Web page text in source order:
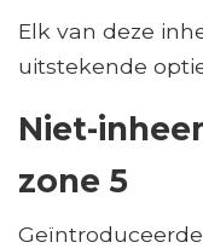
Elk van deze
uitstekende
Niet-
zone 5